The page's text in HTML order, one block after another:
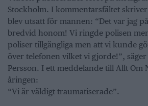
Stockholm. I kommentarsfältet
blev utsatt för mannen: “Det var jag
bredvid honom! Vi ringde polisen
poliser tillgängliga men att vi kunde
över telefonen vilket vi gjorde!”, säger
Persson. I ett meddelande till Allt Om
åringen:
“Vi är väldigt traumatiserade”.